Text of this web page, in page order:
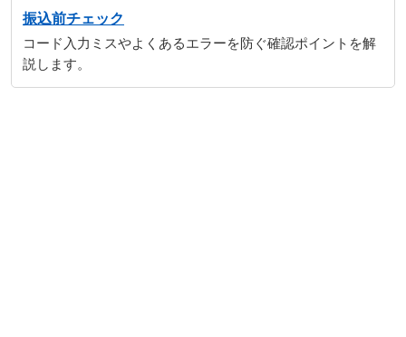
振込前チェック
コード入力ミスやよくあるエラーを防ぐ確認ポイントを解
説します。